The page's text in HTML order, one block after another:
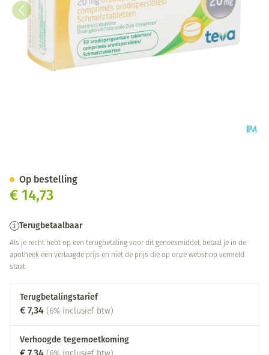
€ 14,73
Terugbetaalbaar
Als je recht hebt op een terugbetaling voor dit geneesmiddel, betaal je in de
apotheek een verlaagde prijs en niet de prijs die op onze webshop vermeld
staat.
Terugbetalingstarief
€ 7,34 (6% inclusief btw)
Verhoogde tegemoetkoming
Op bestelling